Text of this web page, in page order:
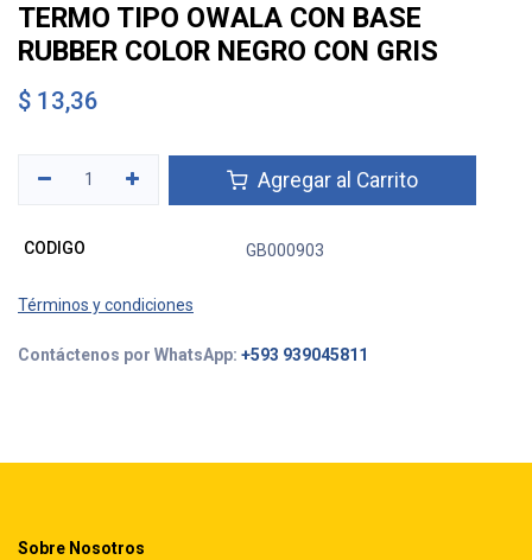
TERMO TIPO OWALA CON BASE
RUBBER COLOR NEGRO CON GRIS
$ 13,36
Agregar al Carrito
CODIGO GB000903
Términos y condiciones
Contáctenos por WhatsApp: +593 939045811
Sobre Nosotros